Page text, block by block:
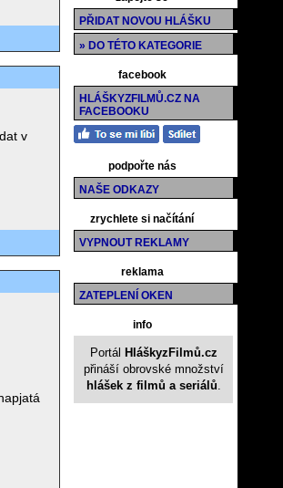
v
PŘIDAT NOVOU HLÁŠKU
» DO TÉTO KATEGORIE
facebook
HLÁŠKYZFILMŮ.CZ NA
FACEBOOKU
podpořte nás
NAŠE ODKAZY
zrychlete si načítání
VYPNOUT REKLAMY
reklama
ZATEPLENÍ OKEN
info
Portál HláškyzFilmů.cz
přináší obrovské množství
hlášek z filmů a seriálů.